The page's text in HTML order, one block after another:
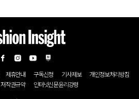
제휴안내 구독신청 기사제보
개인정보처리방침
저작권규약 인터넷신문윤리강령